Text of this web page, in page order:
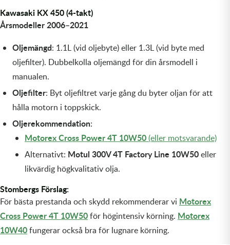
Olja MC
Skydd
Fjädring
Lagersatser
Motordelar & Filter
Styren & Reglage
Mopedslang
Slang
Trialdäck
Kylarvätska
Oljepaket
Sprayer
Tvätt & Rengöring
Växellådsolja
Övriga Kemprodukter
Chassidelar
Eldelar
Fjädring
Hytter & Flaklock
Karossdelar & Tillbehör
Kyl- & värmesystemdelar
Motordelar
Styren & Tillbehör
Transmission & Drivlina
Trail
Kawasaki KX 450 (4-takt)
Årsmodeller 2006–2021
Oljemängd: 1.1L (vid oljebyte) eller 1.3L (vid byte med
oljefilter). Dubbelkolla oljemängd för din årsmodell i
manualen.
Oljefilter: Byt oljefiltret varje gång du byter oljan för att
hålla motorn i toppskick.
Oljerekommendation:
Motorex Cross Power 4T 10W50(eller motsvarande)
Alternativt: Motul 300V 4T Factory Line 10W50eller
likvärdig högkvalitativ olja.
Stombergs Förslag:
För bästa prestanda och skydd rekommenderar vi Motorex
Cross Power 4T 10W50för högintensiv körning. Motorex
10W40fungerar också bra för lugnare körning.